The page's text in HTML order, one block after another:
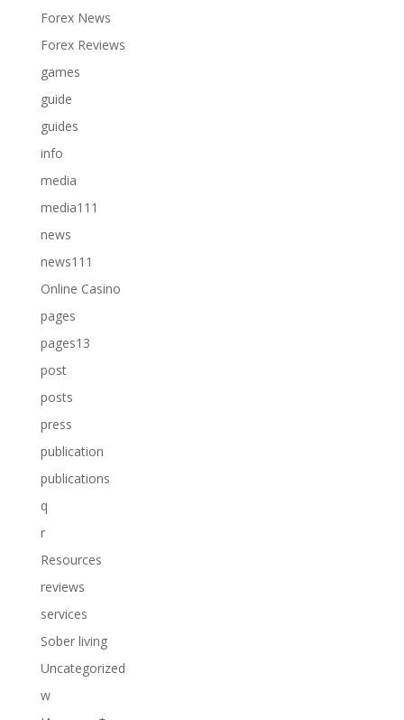
Forex News
Forex Reviews
games
guide
guides
info
media
media111
news
news111
Online Casino
pages
pages13
post
posts
press
publication
publications
q
r
Resources
reviews
services
Sober living
Uncategorized
w